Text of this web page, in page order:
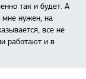
так и будет. А
мне нужен, на
все не
работают и в